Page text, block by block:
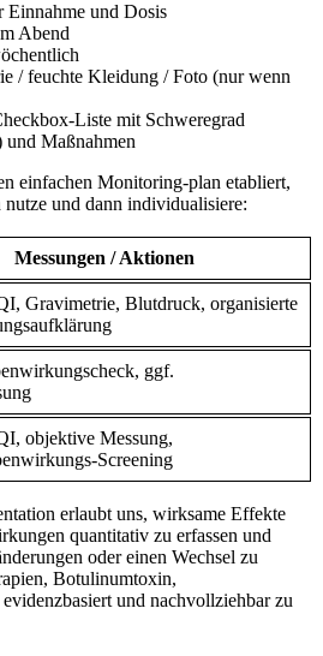
Einnahme⁣ und Dosis
Abend
/ feuchte Kleidung ⁢/⁤ Foto (nur wenn
mit Schweregrad
und Maßnahmen
einfachen Monitoring‑plan‍ etabliert,
und dann ‍individualisiere:
Messungen / Aktionen
Gravimetrie, Blutdruck, organisierte
ggf.
objektive Messung,
erlaubt uns, wirksame ‍Effekte
⁢quantitativ ⁢zu ⁤erfassen und
oder einen Wechsel zu
Botulinumtoxin,
und nachvollziehbar zu